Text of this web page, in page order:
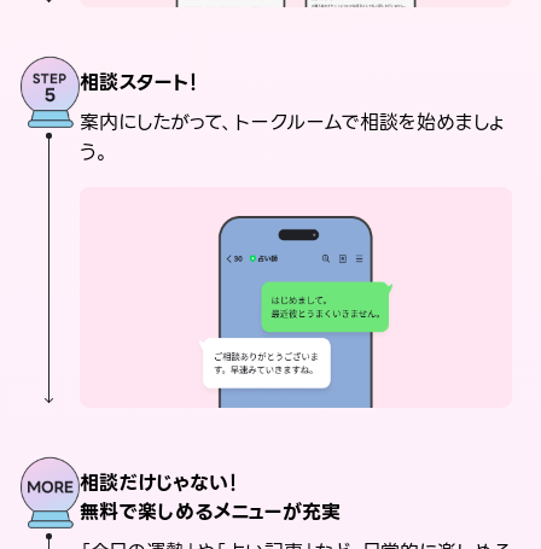
相談スタート！
案内にしたがって、トークルームで相談を始めましょ
う。
相談だけじゃない！
無料で楽しめるメニューが充実